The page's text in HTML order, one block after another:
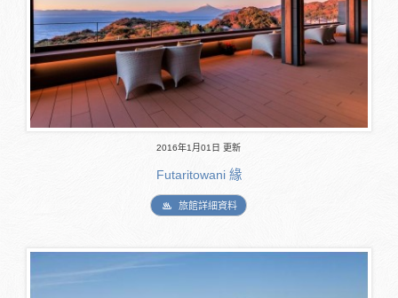
2016年1月01日 更新
Futaritowani 緣
旅館詳細資料